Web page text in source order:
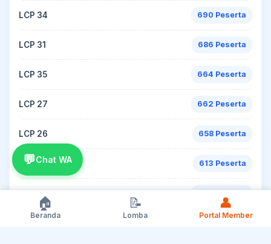
LCP 34 690 Peserta
LCP 31 686 Peserta
LCP 35 664 Peserta
LCP 27 662 Peserta
LCP 26 658 Peserta
LCP 41 613 Peserta
LCP 42 597 Peserta
💬Chat WA
🏠
Beranda
📝
Lomba
👤
Portal Member